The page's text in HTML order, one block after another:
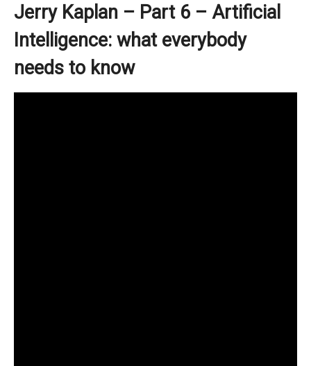
Jerry Kaplan – Part 6 – Artificial
Intelligence: what everybody
needs to know